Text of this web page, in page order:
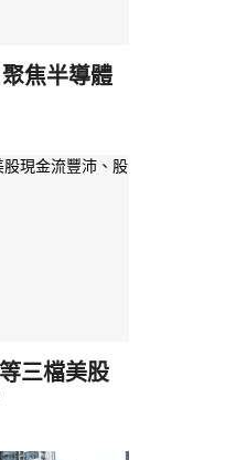
焦半導體
三檔美股